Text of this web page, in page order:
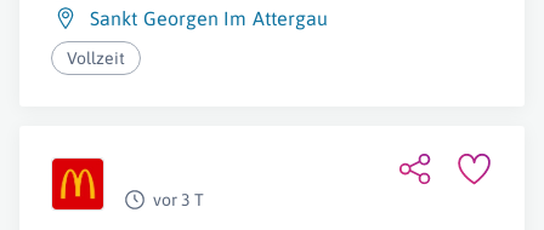
Sankt Georgen Im Attergau
Vollzeit
vor 3 T